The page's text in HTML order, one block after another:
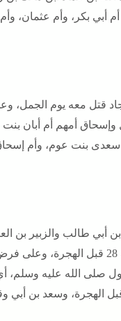
بكر، وأم عثمان،
قتل معه يوم الجمل،
أمهم أم أبان
بنت عوم، وأم
طالب والزبير بن
ولدوا في عام واحد، وقيل ولد